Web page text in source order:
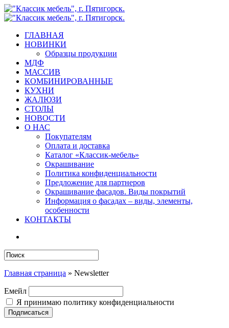
Skip
to
content
search
Menu
ГЛАВНАЯ
НОВИНКИ
Образцы продукции
МДФ
МАССИВ
КОМБИНИРОВАННЫЕ
КУХНИ
ЖАЛЮЗИ
СТОЛЫ
НОВОСТИ
О НАС
Покупателям
Оплата и доставка
Каталог «Классик-мебель»
Окрашивание
Политика конфиденциальности
Предложение для партнеров
Окрашивание фасадов. Виды покрытий
Информация о фасадах – виды, элементы,
особенности
КОНТАКТЫ
Search
Главная страница » Newsletter
Емейл
Я принимаю политику конфиденциальности